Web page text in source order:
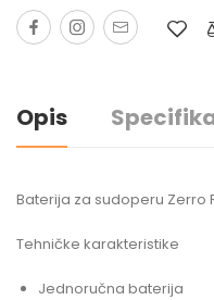
Opis
Baterija za sudoperu Zerro
Tehničke karakteristike
Jednoručna baterija